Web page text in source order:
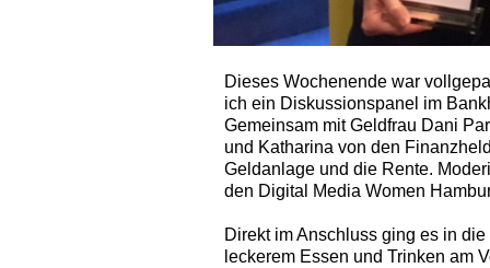
Dieses Wochenende war
ich ein Diskussionspanel im
Gemeinsam mit Geldfrau Dani
und Katharina von den
Geldanlage und die Rente.
den Digital Media Women
Direkt im Anschluss ging es in
leckerem Essen und Trinken am